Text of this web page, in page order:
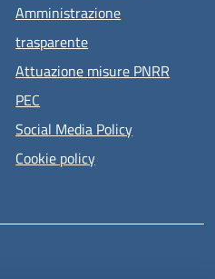
Amministrazione
trasparente
Attuazione misure PNRR
PEC
Social Media Policy
Cookie policy